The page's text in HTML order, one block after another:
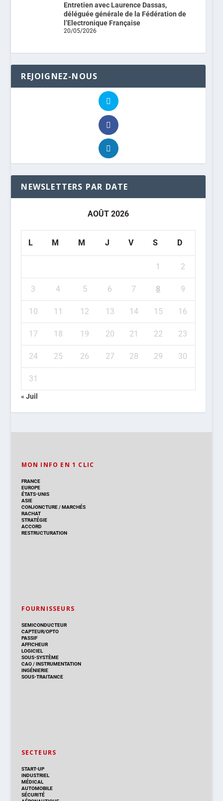
Entretien avec Laurence Dassas,
déléguée générale de la Fédération de
l’Electronique Française
20/05/2026
REJOIGNEZ-NOUS
NEWSLETTERS PAR DATE
AOÛT 2026
L M M J V S D
1 2
3 4 5 6 7 8 9
10 11 12 13 14 15 16
17 18 19 20 21 22 23
24 25 26 27 28 29 30
31
« Juil
MON INFO EN 1 CLIC
FRANCE
EUROPE
ÉTATS-UNIS
ASIE
CONJONCTURE/MARCHÉS
RACHAT
STRATÉGIE
ACCORD
RESTRUCTURATION
FOURNISSEURS
SEMICONDUCTEUR
CAPTEUR/OPTO
PASSIF
AFFICHEUR
LOGICIEL
SOUS-SYSTÈME
CAO/INSTRUMENTATION
INGÉNIERIE
SOUS-TRAITANCE
SECTEURS
START-UP
INDUSTRIEL
MÉDICAL
AUTOMOBILE
SÉCURITÉ